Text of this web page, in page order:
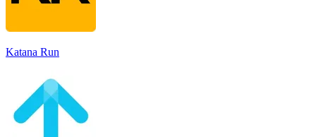
Katana Run